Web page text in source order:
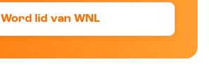
Word lid van WNL